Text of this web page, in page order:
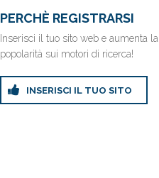
PERCHÈ REGISTRARSI
Inserisci il tuo sito web e aumenta la
popolarità sui motori di ricerca!
INSERISCI IL TUO SITO